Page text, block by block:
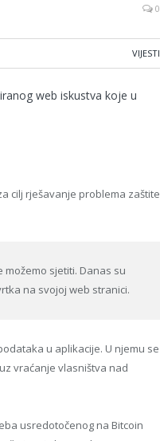
0
VIJESTI
web iskustva koje u
cilj rješavanje problema zaštite
sjetiti. Danas su
na svojoj web stranici.
u aplikacije. U njemu se
vraćanje vlasništva nad
usredotočenog na Bitcoin